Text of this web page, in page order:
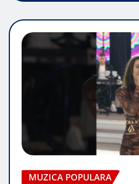
MUZICA POPULARA